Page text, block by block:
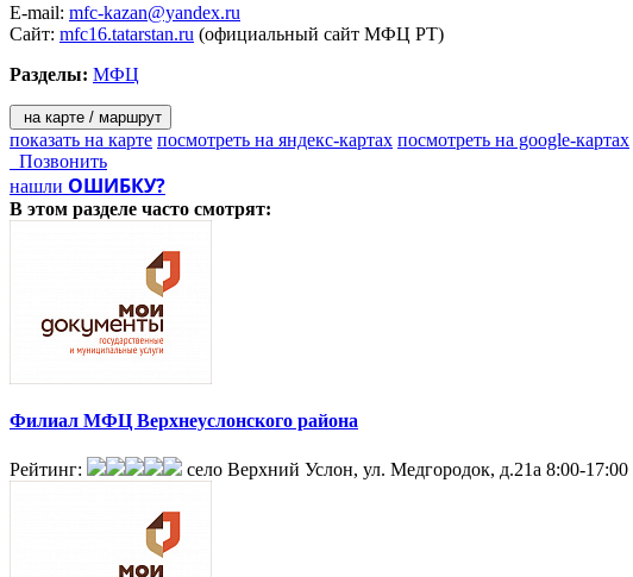
E-mail: mfc-kazan@yandex.ru
Сайт: mfc16.tatarstan.ru (официальный сайт МФЦ РТ)
Разделы: МФЦ
на карте / маршрут
показать на карте посмотреть на яндекс-картах посмотреть на google-картах
Позвонить
нашли ОШИБКУ?
В этом разделе часто смотрят:
Филиал МФЦ Верхнеуслонского района
Рейтинг: село Верхний Услон, ул. Медгородок, д.21а 8:00-17:00